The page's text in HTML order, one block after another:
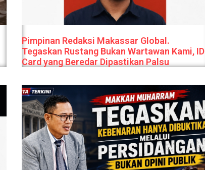
Pimpinan Redaksi Makassar Global.
Tegaskan Rustang Bukan Wartawan Kami, ID
Card yang Beredar Dipastikan Palsu